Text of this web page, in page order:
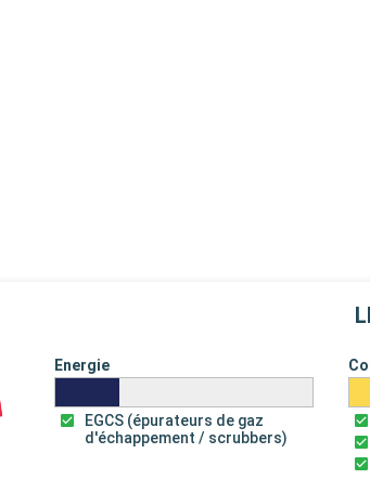
Energie
EGCS (épurateurs de gaz
d'échappement / scrubbers)